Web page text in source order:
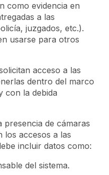
como evidencia en
a las
juzgados, etc.).
usarse para otros
acceso a las
dentro del marco
con la debida
de cámaras
los accesos a las
incluir datos como:
del sistema.